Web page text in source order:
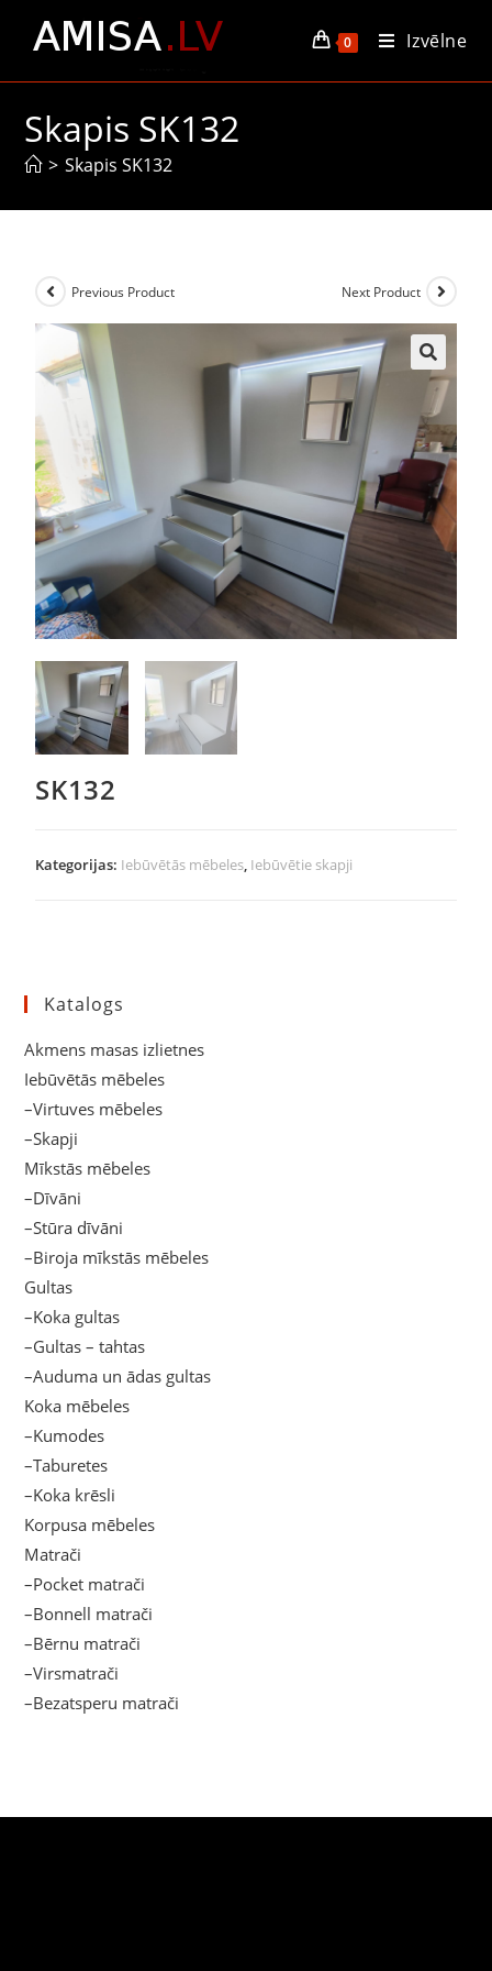
0 Izvēlne
Skapis SK132
> Skapis SK132
Previous Product Next Product
SK132
Kategorijas: Iebūvētās mēbeles, Iebūvētie skapji
Katalogs
Akmens masas izlietnes
Iebūvētās mēbeles
–Virtuves mēbeles
–Skapji
Mīkstās mēbeles
–Dīvāni
–Stūra dīvāni
–Biroja mīkstās mēbeles
Gultas
–Koka gultas
–Gultas – tahtas
–Auduma un ādas gultas
Koka mēbeles
–Kumodes
–Taburetes
–Koka krēsli
Korpusa mēbeles
Matrači
–Pocket matrači
–Bonnell matrači
–Bērnu matrači
–Virsmatrači
–Bezatsperu matrači